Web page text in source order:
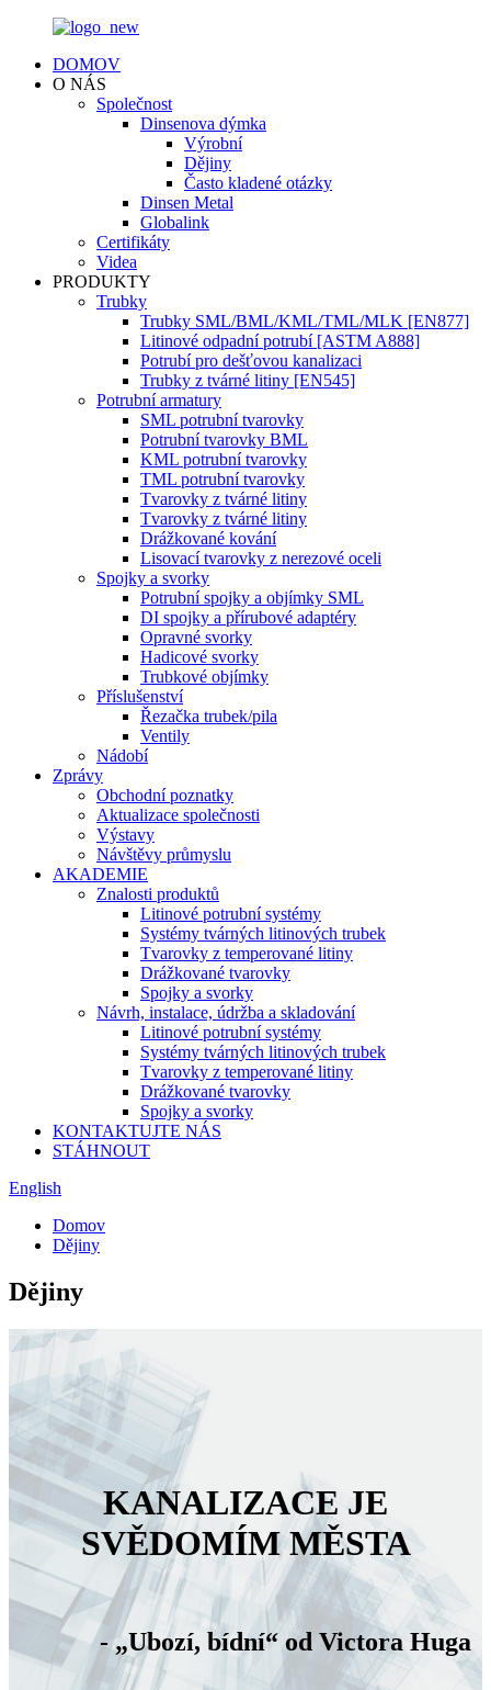
DOMOV
O NÁS
Společnost
Dinsenova dýmka
Výrobní
Dějiny
Často kladené otázky
Dinsen Metal
Globalink
Certifikáty
Videa
PRODUKTY
Trubky
Trubky SML/BML/KML/TML/MLK [EN877]
Litinové odpadní potrubí [ASTM A888]
Potrubí pro dešťovou kanalizaci
Trubky z tvárné litiny [EN545]
Potrubní armatury
SML potrubní tvarovky
Potrubní tvarovky BML
KML potrubní tvarovky
TML potrubní tvarovky
Tvarovky z tvárné litiny
Tvarovky z tvárné litiny
Drážkované kování
Lisovací tvarovky z nerezové oceli
Spojky a svorky
Potrubní spojky a objímky SML
DI spojky a přírubové adaptéry
Opravné svorky
Hadicové svorky
Trubkové objímky
Příslušenství
Řezačka trubek/pila
Ventily
Nádobí
Zprávy
Obchodní poznatky
Aktualizace společnosti
Výstavy
Návštěvy průmyslu
AKADEMIE
Znalosti produktů
Litinové potrubní systémy
Systémy tvárných litinových trubek
Tvarovky z temperované litiny
Drážkované tvarovky
Spojky a svorky
Návrh, instalace, údržba a skladování
Litinové potrubní systémy
Systémy tvárných litinových trubek
Tvarovky z temperované litiny
Drážkované tvarovky
Spojky a svorky
KONTAKTUJTE NÁS
STÁHNOUT
English
Domov
Dějiny
Dějiny
KANALIZACE JE
SVĚDOMÍM MĚSTA
- „Ubozí, bídní“ od Victora Huga